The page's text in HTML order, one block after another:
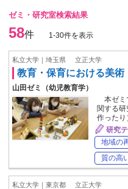
ゼミ・研究室検索結果
58件 1-30件を表示
私立大学｜埼玉県 立正大学
教育・保育における美術
山田ゼミ（幼児教育学）
本ゼミ
関する
作った
研究
地域の
質の高
私立大学｜東京都 立正大学